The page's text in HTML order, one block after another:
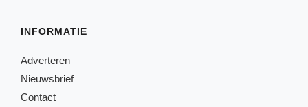
INFORMATIE
Adverteren
Nieuwsbrief
Contact